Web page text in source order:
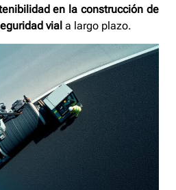
en la construcción de
vial a largo plazo.